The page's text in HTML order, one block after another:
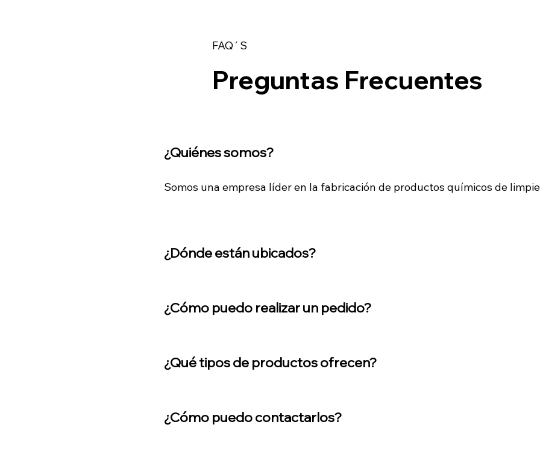
FAQ´S
Preguntas Frecuentes
¿Quiénes somos?
Somos una empresa líder en la fabricación de productos químicos de
¿Dónde están ubicados?
¿Cómo puedo realizar un pedido?
¿Qué tipos de productos ofrecen?
¿Cómo puedo contactarlos?